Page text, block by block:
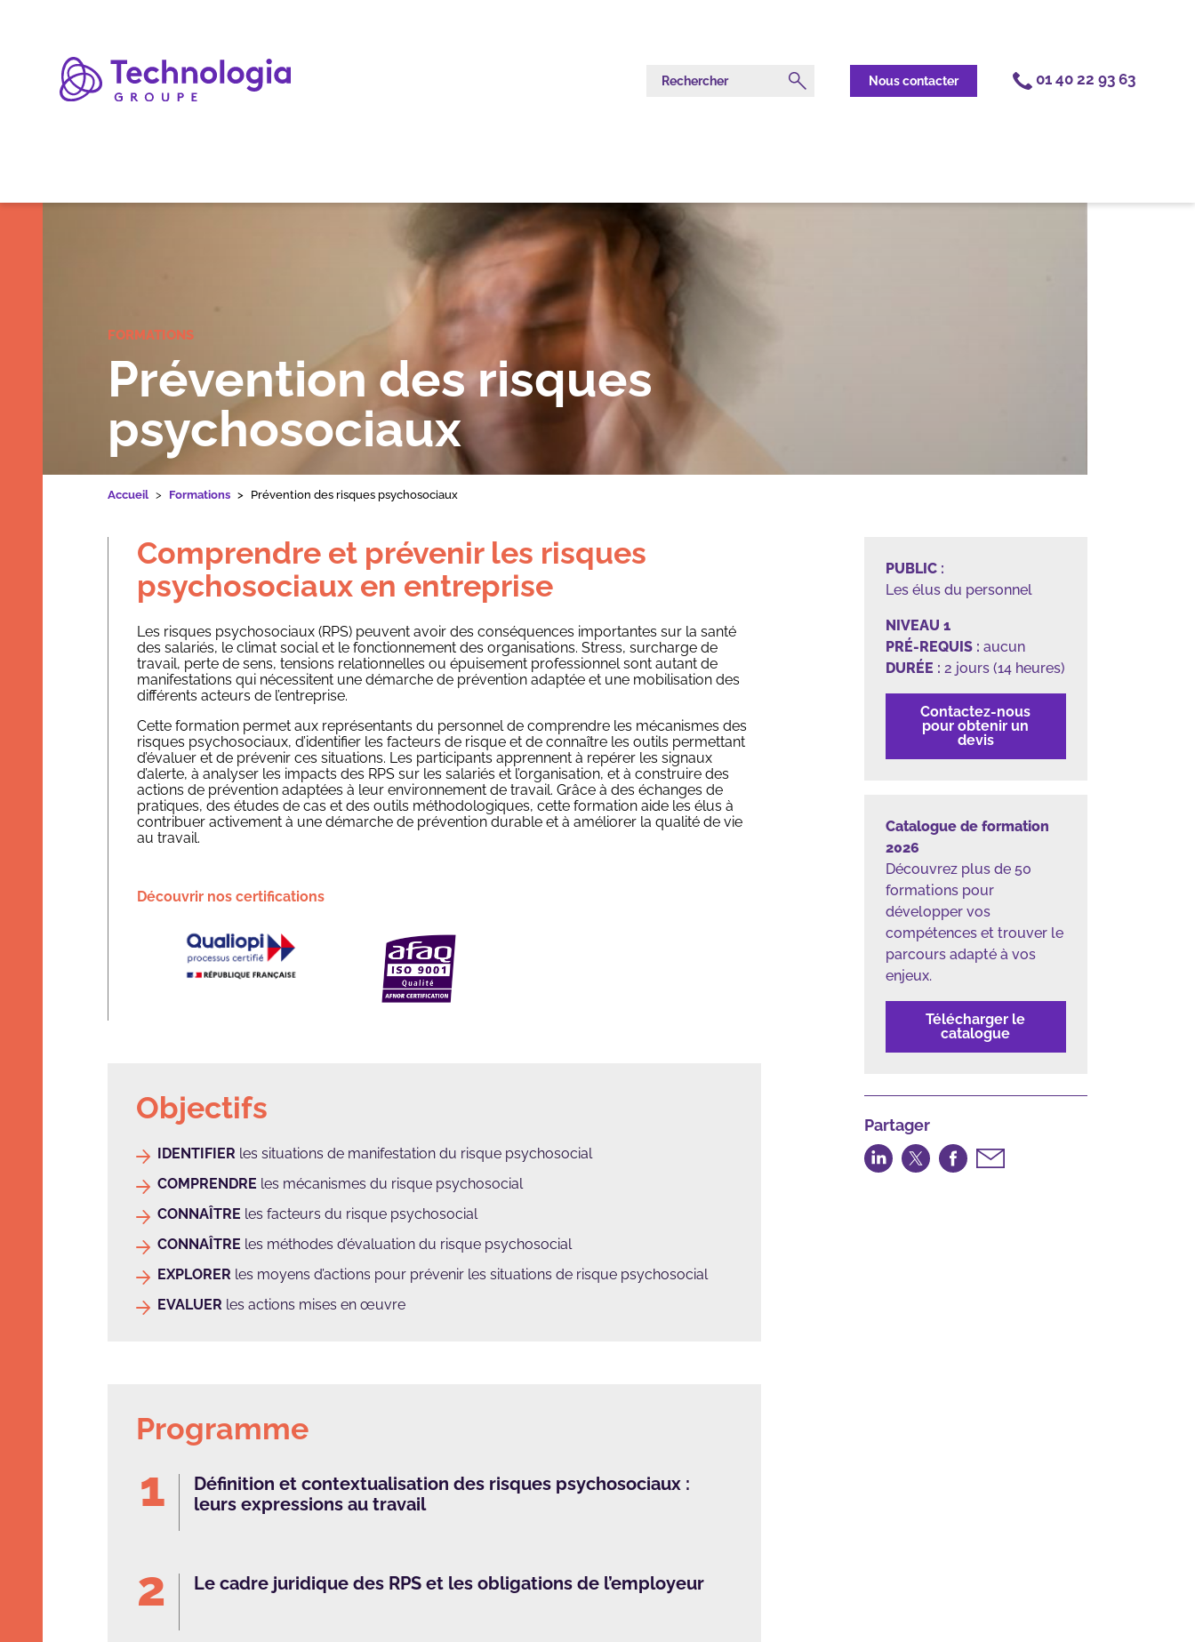
Rechercher Nous contacter 01 40 22 93 63
Formations
Nos applications et outils
Qui sommes-nous
Ressources
Dans les médias
FORMATIONS
Prévention des risques
psychosociaux
Accueil Formations Prévention des risques psychosociaux
Comprendre et prévenir les risques
psychosociaux en entreprise
Les risques psychosociaux (RPS) peuvent avoir des conséquences importantes sur la santé
des salariés, le climat social et le fonctionnement des organisations. Stress, surcharge de
travail, perte de sens, tensions relationnelles ou épuisement professionnel sont autant de
manifestations qui nécessitent une démarche de prévention adaptée et une mobilisation des
différents acteurs de l’entreprise.
Cette formation permet aux représentants du personnel de comprendre les mécanismes des
risques psychosociaux, d’identifier les facteurs de risque et de connaître les outils permettant
d’évaluer et de prévenir ces situations. Les participants apprennent à repérer les signaux
d’alerte, à analyser les impacts des RPS sur les salariés et l’organisation, et à construire des
actions de prévention adaptées à leur environnement de travail. Grâce à des échanges de
pratiques, des études de cas et des outils méthodologiques, cette formation aide les élus à
contribuer activement à une démarche de prévention durable et à améliorer la qualité de vie
au travail.
Découvrir nos certifications
Objectifs
IDENTIFIERles situations de manifestation du risque psychosocial
COMPRENDRE les mécanismes du risque psychosocial
CONNAÎTRE les facteurs du risque psychosocial
CONNAÎTRE les méthodes d’évaluation du risque psychosocial
EXPLORERles moyens d’actions pour prévenir les situations de risque psychosocial
EVALUERles actions mises en œuvre
Programme
Définition et contextualisation des risques psychosociaux :
leurs expressions au travail
Le cadre juridique des RPS et les obligations de l’employeur
PUBLIC:
Les élus du personnel
NIVEAU 1
PRÉ-REQUIS: aucun
DURÉE : 2 jours (14 heures)
Contactez-nous
pour obtenir un
devis
Catalogue de formation
2026
Découvrez plus de 50
formations pour
développer vos
compétences et trouver le
parcours adapté à vos
enjeux.
Télécharger le
catalogue
Partager
Partager
sur
Partager
sur
Partager
sur
Partager
par